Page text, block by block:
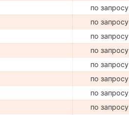
по запросу
по запросу
по запросу
по запросу
по запросу
по запросу
по запросу
по запросу